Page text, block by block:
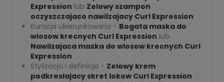
Expression lub Zelowy szampon
oczyszczajaco nawilzajacy Curl Expression
Kuracja ukierunkowana - Bogata maska do
wlosow krecnych Curl Expression lub
Nawilzajaca maska do wlosow krecnych Curl
Expression
Stylizacja i definicja - Zelowy krem
podkreslajacy skret lokow Curl Expression